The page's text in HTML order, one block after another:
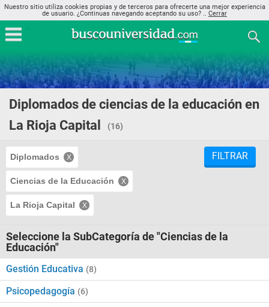
Nuestro sitio utiliza cookies propias y de terceros para ofrecerte una mejor experiencia
de usuario. ¿Continuas navegando aceptando su uso? .. Cerrar
Diplomados de ciencias de la educación en
La Rioja Capital
(16)
Diplomados
Ciencias de la Educación
La Rioja Capital
FILTRAR
Seleccione la SubCategoría de "Ciencias de la
Educación"
Gestión Educativa (8)
Psicopedagogía (6)